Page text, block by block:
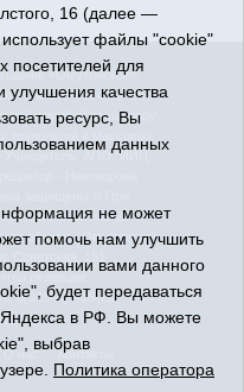
«Омутинское».
№ ФС77-65144 от 28
службой по надзору
Учредитель: АНО "ИИЦ
- Никонорова
обязательна.
область, Омутинский
Советская, 151
редакции:
8(34544)3-16-73
О нас Контакты
16 (далее —
файлы "cookie"
посетителей для
улучшения качества
ресурс, Вы
данных
не может
помочь нам улучшить
вами данного
будет передаваться
Яндекса в РФ. Вы можете
выбрав
Политика оператора